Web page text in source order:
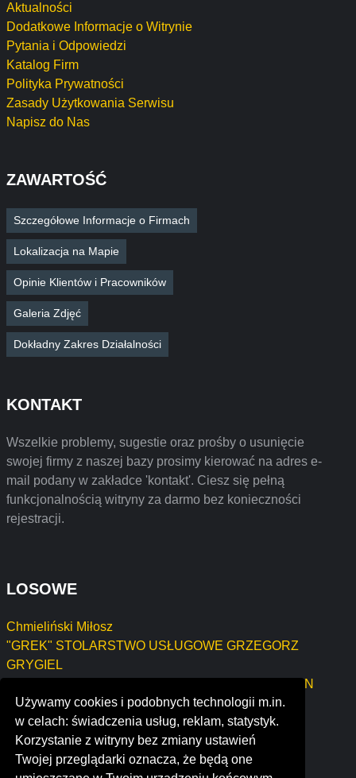
Używamy cookies i podobnych technologii m.in.
w celach: świadczenia usług, reklam, statystyk.
Korzystanie z witryny bez zmiany ustawień
Twojej przeglądarki oznacza, że będą one
Aktualności
Dodatkowe Informacje o Witrynie
Pytania i Odpowiedzi
Katalog Firm
Polityka Prywatności
Zasady Użytkowania Serwisu
Napisz do Nas
ZAWARTOŚĆ
Szczegółowe Informacje o Firmach
Lokalizacja na Mapie
Opinie Klientów i Pracowników
Galeria Zdjęć
Dokładny Zakres Działalności
KONTAKT
Wszelkie problemy, sugestie oraz prośby o usunięcie
swojej firmy z naszej bazy prosimy kierować na adres e-
mail podany w zakładce 'kontakt'. Ciesz się pełną
funkcjonalnością witryny za darmo bez konieczności
rejestracji.
LOSOWE
Chmieliński Miłosz
"GREK" STOLARSTWO USŁUGOWE GRZEGORZ
GRYGIEL
FIRMA HANDLOWO-USŁUGOWA "MASPOL" BAZAN
PIOTR
matuszak projekt Sławomir Matuszak
KAMTECH Kamil Raszyk
lycée immaculée conception laval